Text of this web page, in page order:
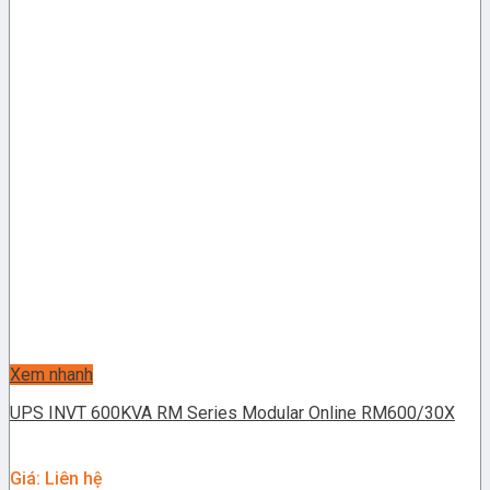
Xem nhanh
UPS INVT 600KVA RM Series Modular Online RM600/30X
Giá: Liên hệ